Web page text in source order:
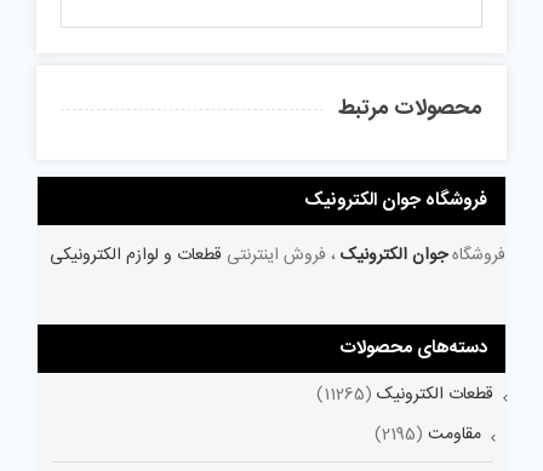
محصولات مرتبط
فروشگاه جوان الکترونیک
فروشگاهجوان الکترونیک ، فروش اینترنتی قطعات و لوازم الکترونیکی
دسته‌های محصولات
قطعات الکترونیک (11265)
مقاومت (2195)